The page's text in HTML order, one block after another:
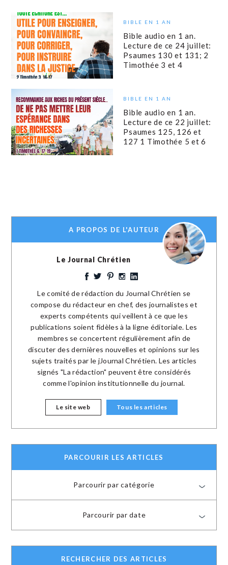
BIBLE EN 1 AN
Bible audio en 1 an.
Lecture de ce 24 juillet:
Psaumes 130 et 131; 2
Timothée 3 et 4
BIBLE EN 1 AN
Bible audio en 1 an.
Lecture de ce 22 juillet:
Psaumes 125, 126 et
127 1 Timothée 5 et 6
A PROPOS DE L'AUTEUR
Le Journal Chrétien
Le comité de rédaction du Journal Chrétien se
compose du rédacteur en chef, des journalistes et
experts compétents qui veillent à ce que les
publications soient fidèles à la ligne éditoriale. Les
membres se concertent régulièrement afin de
discuter des dernières nouvelles et opinions sur les
sujets traités par le jJournal Chrétien. Les articles
signés "La rédaction" peuvent être considérés
comme l'opinion institutionnelle du journal.
Le site web Tous les articles
PARCOURIR LES ARTICLES
Parcourir par catégorie
Parcourir par date
RECHERCHER DES ARTICLES